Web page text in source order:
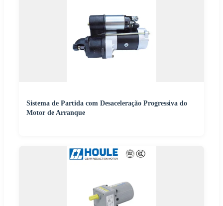
Sistema de Partida com Desaceleração Progressiva do
Motor de Arranque